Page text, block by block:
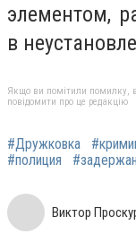
элементом,
в
Якщо ви помітили помилку,
повідомити про це редакцію
#Дружковка
#полиция
Виктор